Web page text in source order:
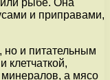
или рыбе. Она
и приправами,
но и питательным
клетчаткой,
минералов, а мясо